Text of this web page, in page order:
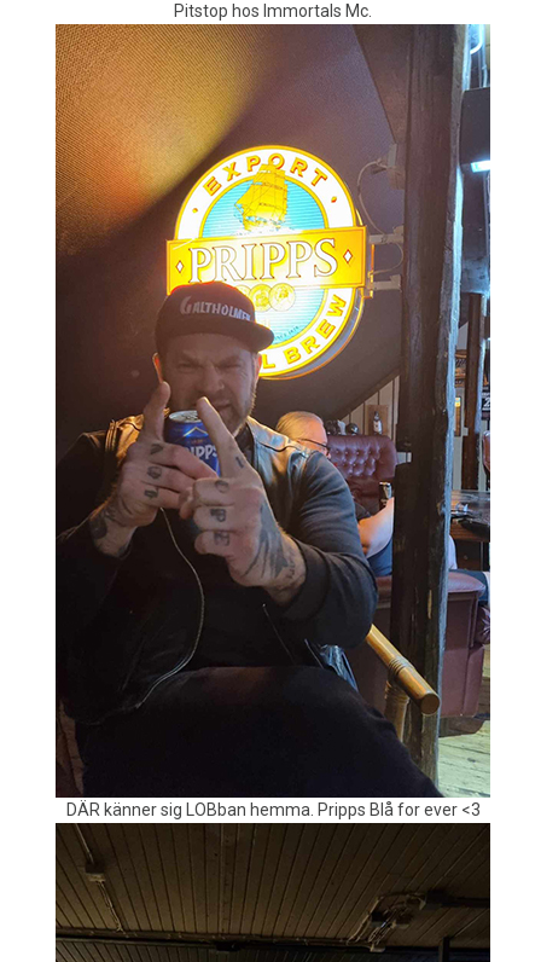
Pitstop hos Immortals Mc.
DÄR känner sig LOBban hemma. Pripps Blå for ever <3